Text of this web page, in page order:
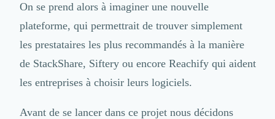
Désinfection & décontamination
Nettoyage & Ménage
Clubs & Réseaux Professionnels
On se prend alors à imaginer une nouvelle
plateforme, qui permettrait de trouver simplement
les prestataires les plus recommandés à la manière
de StackShare, Siftery ou encore Reachify qui aident
les entreprises à choisir leurs logiciels.
Avant de se lancer dans ce projet nous décidons